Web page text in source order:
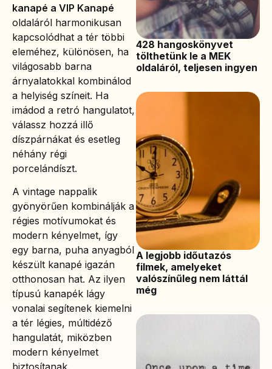
kanapé a VIP Kanapé
oldaláról harmonikusan
kapcsolódhat a tér többi
eleméhez, különösen, ha
világosabb barna
árnyalatokkal kombinálod
a helyiség színeit. Ha
imádod a retró hangulatot,
válassz hozzá illő
díszpárnákat és esetleg
néhány régi
porcelándíszt.
A vintage nappalik
gyönyörűen kombinálják a
régies motívumokat és
modern kényelmet, így
egy barna, puha anyagból
készült kanapé igazán
otthonosan hat. Az ilyen
típusú kanapék lágy
vonalai segítenek kiemelni
a tér légies, múltidéző
hangulatát, miközben
modern kényelmet
biztosítanak.
428 hangoskönyvet
tölthetünk le a MEK
oldaláról, teljesen ingyen
A legjobb időutazós
filmek, amelyeket
valószínűleg nem láttál
még